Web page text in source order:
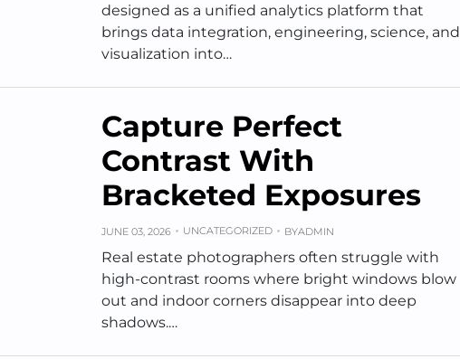
designed as a unified analytics platform that
brings data integration, engineering, science, and
visualization into…
Capture Perfect
Contrast With
Bracketed Exposures
JUNE 03, 2026 UNCATEGORIZED BYADMIN
Real estate photographers often struggle with
high-contrast rooms where bright windows blow
out and indoor corners disappear into deep
shadows.…